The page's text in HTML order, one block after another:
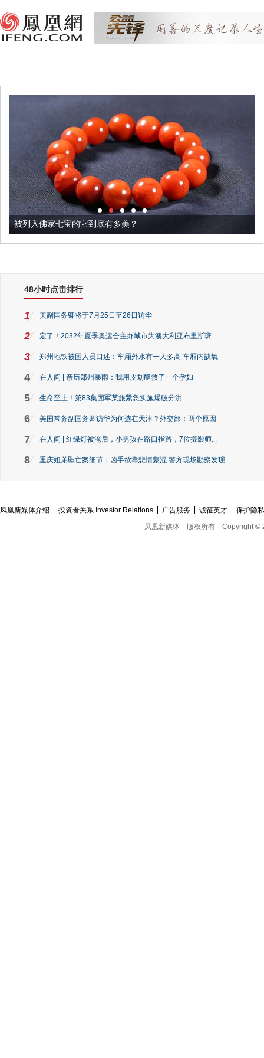
被列入佛家七宝的它到底有多美？
48小时点击排行
1 美副国务卿将于7月25日至26日访华
2 定了！2032年夏季奥运会主办城市为澳大利亚布里斯班
3 郑州地铁被困人员口述：车厢外水有一人多高 车厢内缺氧
4 在人间 | 亲历郑州暴雨：我用皮划艇救了一个孕妇
5 生命至上！第83集团军某旅紧急实施爆破分洪
6 美国常务副国务卿访华为何选在天津？外交部：两个原因
7 在人间 | 红绿灯被淹后，小男孩在路口指路，7位摄影师...
8 重庆姐弟坠亡案细节：凶手欲靠悲情蒙混 警方现场勘察发现...
凤凰新媒体介绍 投资者关系 Investor Relations 广告服务 诚征英才
保护隐
凤凰新媒体
版权所有 Copyright ©